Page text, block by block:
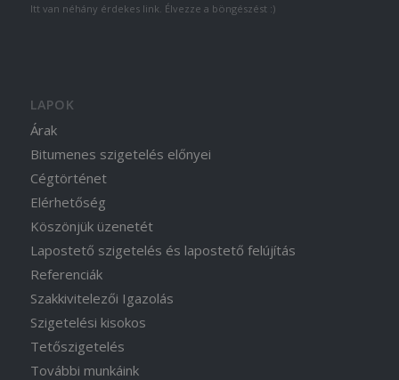
Itt van néhány érdekes link. Élvezze a böngészést :)
LAPOK
Árak
Bitumenes szigetelés előnyei
Cégtörténet
Elérhetőség
Köszönjük üzenetét
Lapostető szigetelés és lapostető felújítás
Referenciák
Szakkivitelezői Igazolás
Szigetelési kisokos
Tetőszigetelés
További munkáink